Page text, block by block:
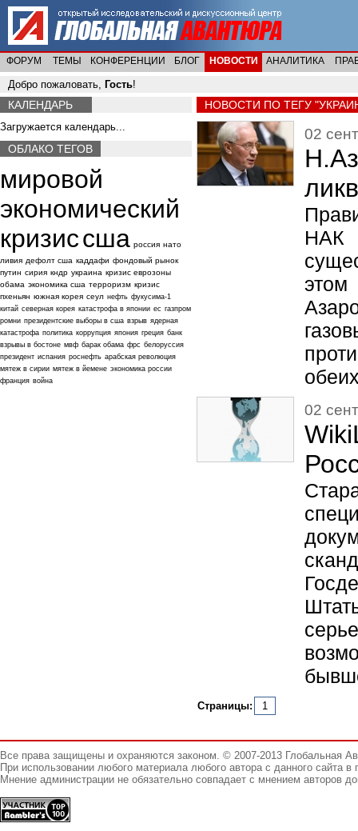
ФОРУМ ТЕМЫ КОНФЕРЕНЦИИ БЛОГ НОВОСТИ АНАЛИТИКА
Добро пожаловать, Гость!
НОВОСТИ ПО ТЕГУ
02
НАК
02
Страницы: 1
КАЛЕНДАРЬ
Загружается календарь...
ОБЛАКО ТЕГОВ
мировой
экономический
кризиссша россия нато
ливия дефолт сша каддафи фондовый рынок
путин сирия кндр украина кризис еврозоны
обама экономика сша терроризм кризис
пхеньян южная корея сеул нефть фукусима-1
китай северная корея катастрофа в японии ес газпром
ромни президентские выборы в сша взрыв ядерная
катастрофа политика коррупция япония греция банк
взрывы в бостоне мвф барак обама фрс белоруссия
президент испания роснефть арабская революция
мятеж в сирии мятеж в йемене экономика россии
франция война
Все права защищены и охраняются законом. © 2007-2013 Глобальная
При использовании любого материала любого автора с данного сайта
Мнение администрации не обязательно совпадает с мнением авторов